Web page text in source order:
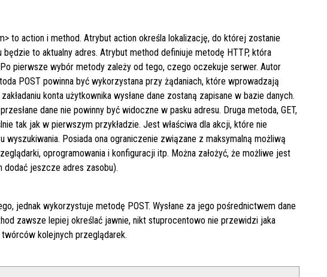
to action i method. Atrybut action określa lokalizację, do której zostanie
będzie to aktualny adres. Atrybut method definiuje metodę HTTP, która
pierwsze wybór metody zależy od tego, czego oczekuje serwer. Autor
POST powinna być wykorzystana przy żądaniach, które wprowadzają
konta użytkownika wysłane dane zostaną zapisane w bazie danych.
dane nie powinny być widoczne w pasku adresu. Druga metoda, GET,
tak jak w pierwszym przykładzie. Jest właściwa dla akcji, które nie
wyszukiwania. Posiada ona ograniczenie związane z maksymalną możliwą
oprogramowania i konfiguracji itp. Można założyć, że możliwe jest
dodać jeszcze adres zasobu).
jednak wykorzystuje metodę POST. Wysłane za jego pośrednictwem dane
zawsze lepiej określać jawnie, nikt stuprocentowo nie przewidzi jaka
kolejnych przeglądarek.